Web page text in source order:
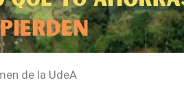
de la UdeA